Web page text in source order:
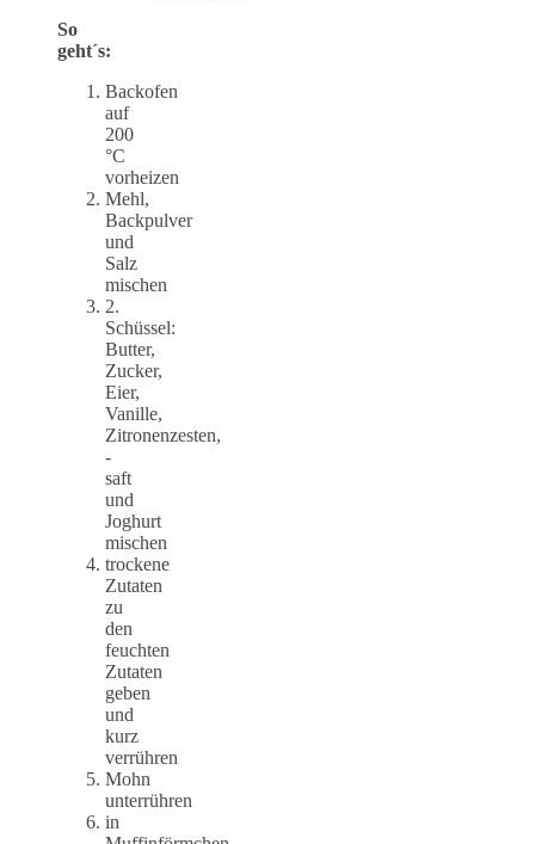
So
geht´s:
Backofen
auf
200
°C
vorheizen
Mehl,
Backpulver
und
Salz
mischen
2.
Schüssel:
Butter,
Zucker,
Eier,
Vanille,
Zitronenzesten,
-
saft
und
Joghurt
mischen
trockene
Zutaten
zu
den
feuchten
Zutaten
geben
und
kurz
verrühren
Mohn
unterrühren
in